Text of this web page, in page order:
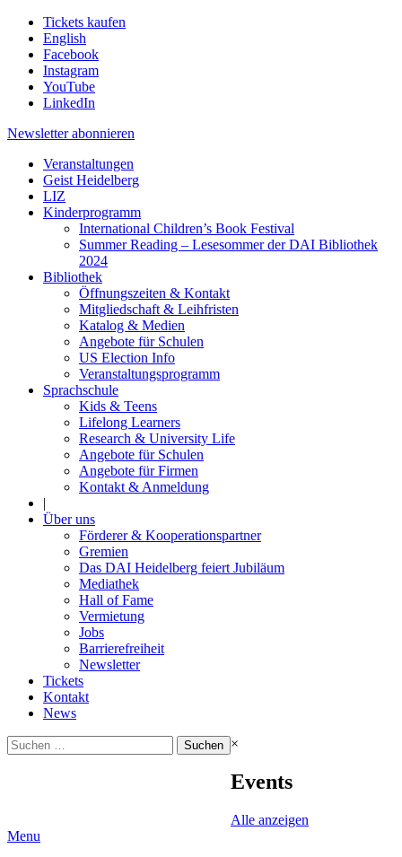
Tickets kaufen
English
Facebook
Instagram
YouTube
LinkedIn
Newsletter abonnieren
Veranstaltungen
Geist Heidelberg
LIZ
Kinderprogramm
International Children’s Book Festival
Summer Reading – Lesesommer der DAI Bibliothek
2024
Bibliothek
Öffnungszeiten & Kontakt
Mitgliedschaft & Leihfristen
Katalog & Medien
Angebote für Schulen
US Election Info
Veranstaltungsprogramm
Sprachschule
Kids & Teens
Lifelong Learners
Research & University Life
Angebote für Schulen
Angebote für Firmen
Kontakt & Anmeldung
|
Über uns
Förderer & Kooperationspartner
Gremien
Das DAI Heidelberg feiert Jubiläum
Mediathek
Hall of Fame
Vermietung
Jobs
Barrierefreiheit
Newsletter
Tickets
Kontakt
News
Suchen
nach:
×
Events
Alle anzeigen
Menu